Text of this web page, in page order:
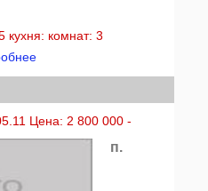
кухня: комнат: 3
Цена: 2 800 000 -
п.